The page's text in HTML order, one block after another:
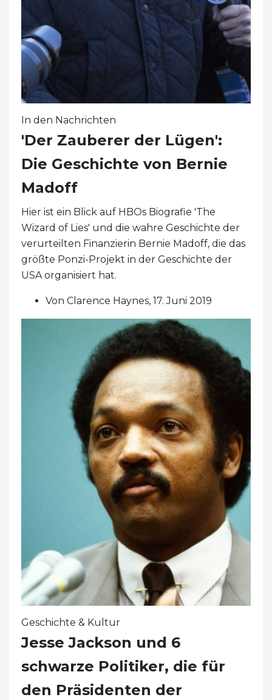
In den Nachrichten
'Der Zauberer der Lügen':
Die Geschichte von Bernie
Madoff
Hier ist ein Blick auf HBOs Biografie 'The
Wizard of Lies' und die wahre Geschichte der
verurteilten Finanzierin Bernie Madoff, die das
größte Ponzi-Projekt in der Geschichte der
USA organisiert hat.
Von Clarence Haynes, 17. Juni 2019
Geschichte & Kultur
Jesse Jackson und 6
schwarze Politiker, die für
den Präsidenten der